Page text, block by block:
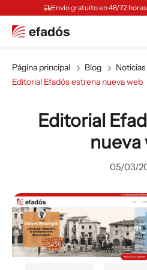
Envío gratuito en 48/72
Página principal Blog
Noticias
Editorial Efadós estrena nueva web
Editorial
nueva
05/03/